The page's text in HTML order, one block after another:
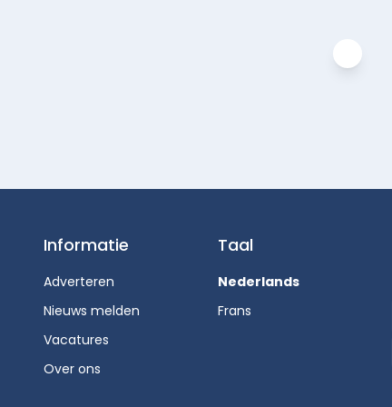
Informatie
Adverteren
Nieuws melden
Vacatures
Over ons
Taal
Nederlands
Frans